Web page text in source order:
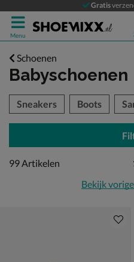
Gratis
Menu
Schoenen
Babyschoenen
over
Sneakers Boots
99 artikelen
99Artikelen
Bekijk